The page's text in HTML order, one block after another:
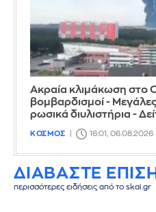
Ακραία κλιμάκωση στο
βομβαρδισμοί -
ρωσικά διυλιστήρια -
ΚΟΣΜΟΣ 16:01, 06.08.2026
ΔΙΑΒΑΣΤΕ
περισσότερες ειδήσεις από το skai.gr